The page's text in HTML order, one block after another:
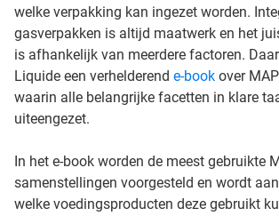
welke verpakking kan ingezet worden.
gasverpakken is altijd maatwerk en het
is afhankelijk van meerdere factoren.
Liquide een verhelderend e-book over
waarin alle belangrijke facetten in klare
uiteengezet.
In het e-book worden de meest gebruikte
samenstellingen voorgesteld en wordt
welke voedingsproducten deze gebruikt